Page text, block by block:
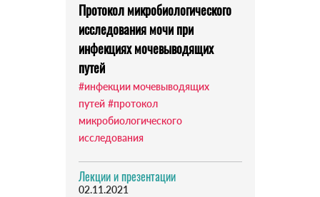
Протокол микробиологического
исследования мочи при
инфекциях мочевыводящих
путей
#инфекции мочевыводящих
путей #протокол
микробиологического
исследования
Лекции и презентации
02.11.2021